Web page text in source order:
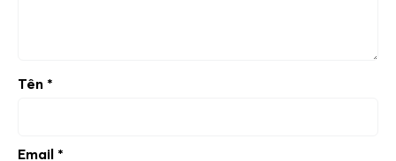
Tên *
Email *